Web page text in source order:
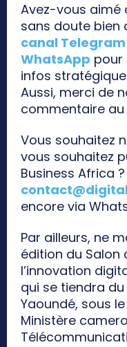
Avez-vous aimé
sans doute bien
canal Telegram
WhatsApp pour
infos
Aussi, merci de
commentaire
Vous souhaitez
vous souhaitez
Business Africa
encore via
Par ailleurs, ne
édition du Salon
l’innovation
qui se tiendra du
Yaoundé, sous
Ministère